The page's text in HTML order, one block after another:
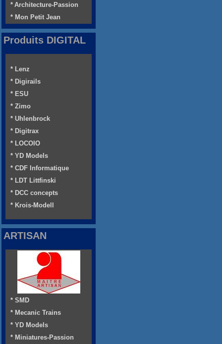
* Architecture-Passion
* Mon Petit Jean
Produits DIGITAL
* Lenz
* Digirails
* ESU
* Zimo
* Uhlenbrock
* Digitrax
* LOCOIO
* YD Models
* CDF Informatique
* LDT Littfinski
* DCC concepts
* Krois-Modell
ARTISAN
* SMD
* Mecanic Trains
* YD Models
* Miniatures-Passion